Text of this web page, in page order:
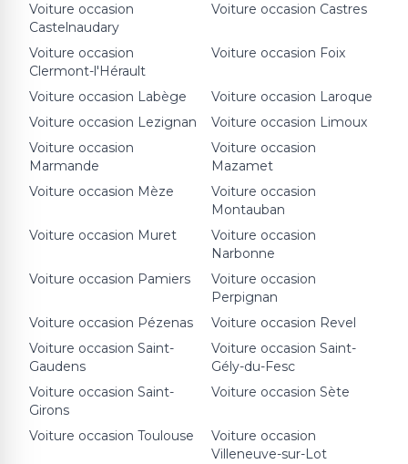
Voiture occasion
Castelnaudary
Voiture occasion Castres
Voiture occasion
Clermont-l'Hérault
Voiture occasion Foix
Voiture occasion Labège Voiture occasion Laroque
Voiture occasion Lezignan Voiture occasion Limoux
Voiture occasion
Marmande
Voiture occasion
Mazamet
Voiture occasion Mèze
Voiture occasion
Montauban
Voiture occasion Muret
Voiture occasion
Narbonne
Voiture occasion Pamiers
Voiture occasion
Perpignan
Voiture occasion Pézenas Voiture occasion Revel
Voiture occasion Saint-
Gaudens
Voiture occasion Saint-
Gély-du-Fesc
Voiture occasion Saint-
Girons
Voiture occasion Sète
Voiture occasion Toulouse
Voiture occasion
Villeneuve-sur-Lot